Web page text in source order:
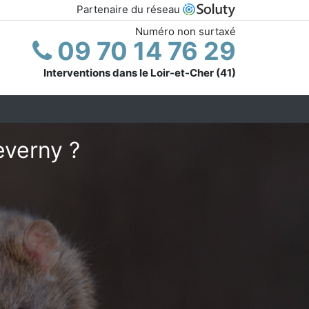
Partenaire du réseau
Numéro non surtaxé
09 70 14 76 29
Interventions dans le Loir-et-Cher (41)
?